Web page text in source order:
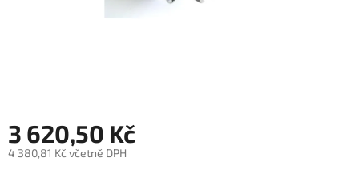
3 620,50 Kč
4 380,81 Kč včetně DPH